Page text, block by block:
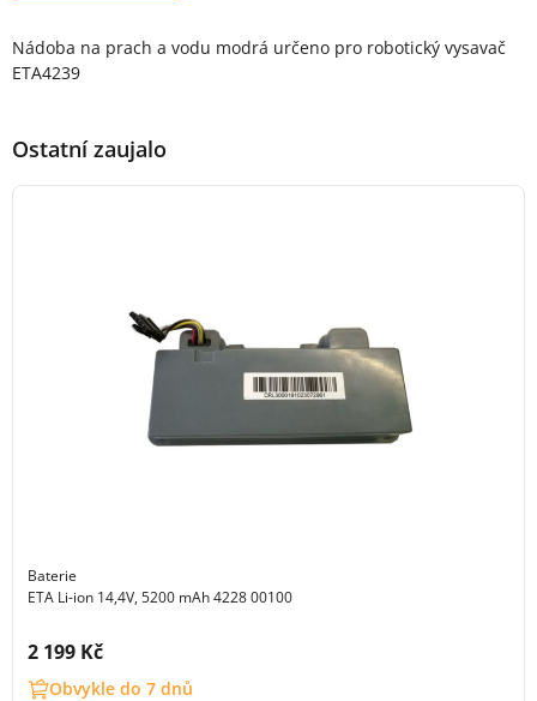
Nádoba na prach a vodu modrá určeno pro robotický vysavač
ETA4239
Ostatní zaujalo
Baterie
ETA Li-ion 14,4V, 5200 mAh 4228 00100
Cena s DPH:
2 199 Kč
Obvykle do 7 dnů